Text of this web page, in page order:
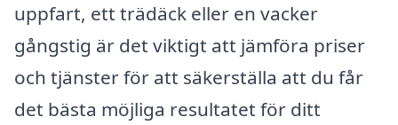
uppfart, ett trädäck eller en vacker
gångstig är det viktigt att jämföra priser
och tjänster för att säkerställa att du får
det bästa möjliga resultatet för ditt